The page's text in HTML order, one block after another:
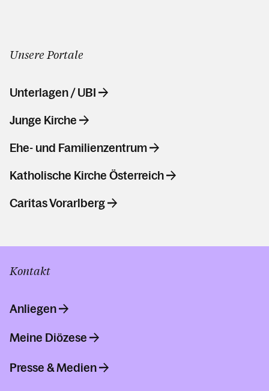
Unsere Portale
Unterlagen / UBI
Junge Kirche
Ehe- und Familienzentrum
Katholische Kirche Österreich
Caritas Vorarlberg
Kontakt
Anliegen
Meine Diözese
Presse & Medien